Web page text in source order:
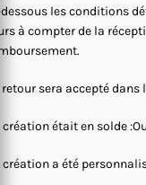
les conditions
à compter de la
retour sera accepté dans
création était en solde
création a été